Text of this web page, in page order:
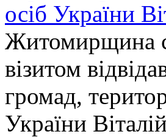
осіб України
Житомирщина
візитом
громад,
України